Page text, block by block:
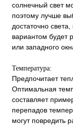
солнечный свет
поэтому лучше
достаточно
вариантом будет
или западного
Температура:
Предпочитает
Оптимальная
составляет
перепадов
могут повредить